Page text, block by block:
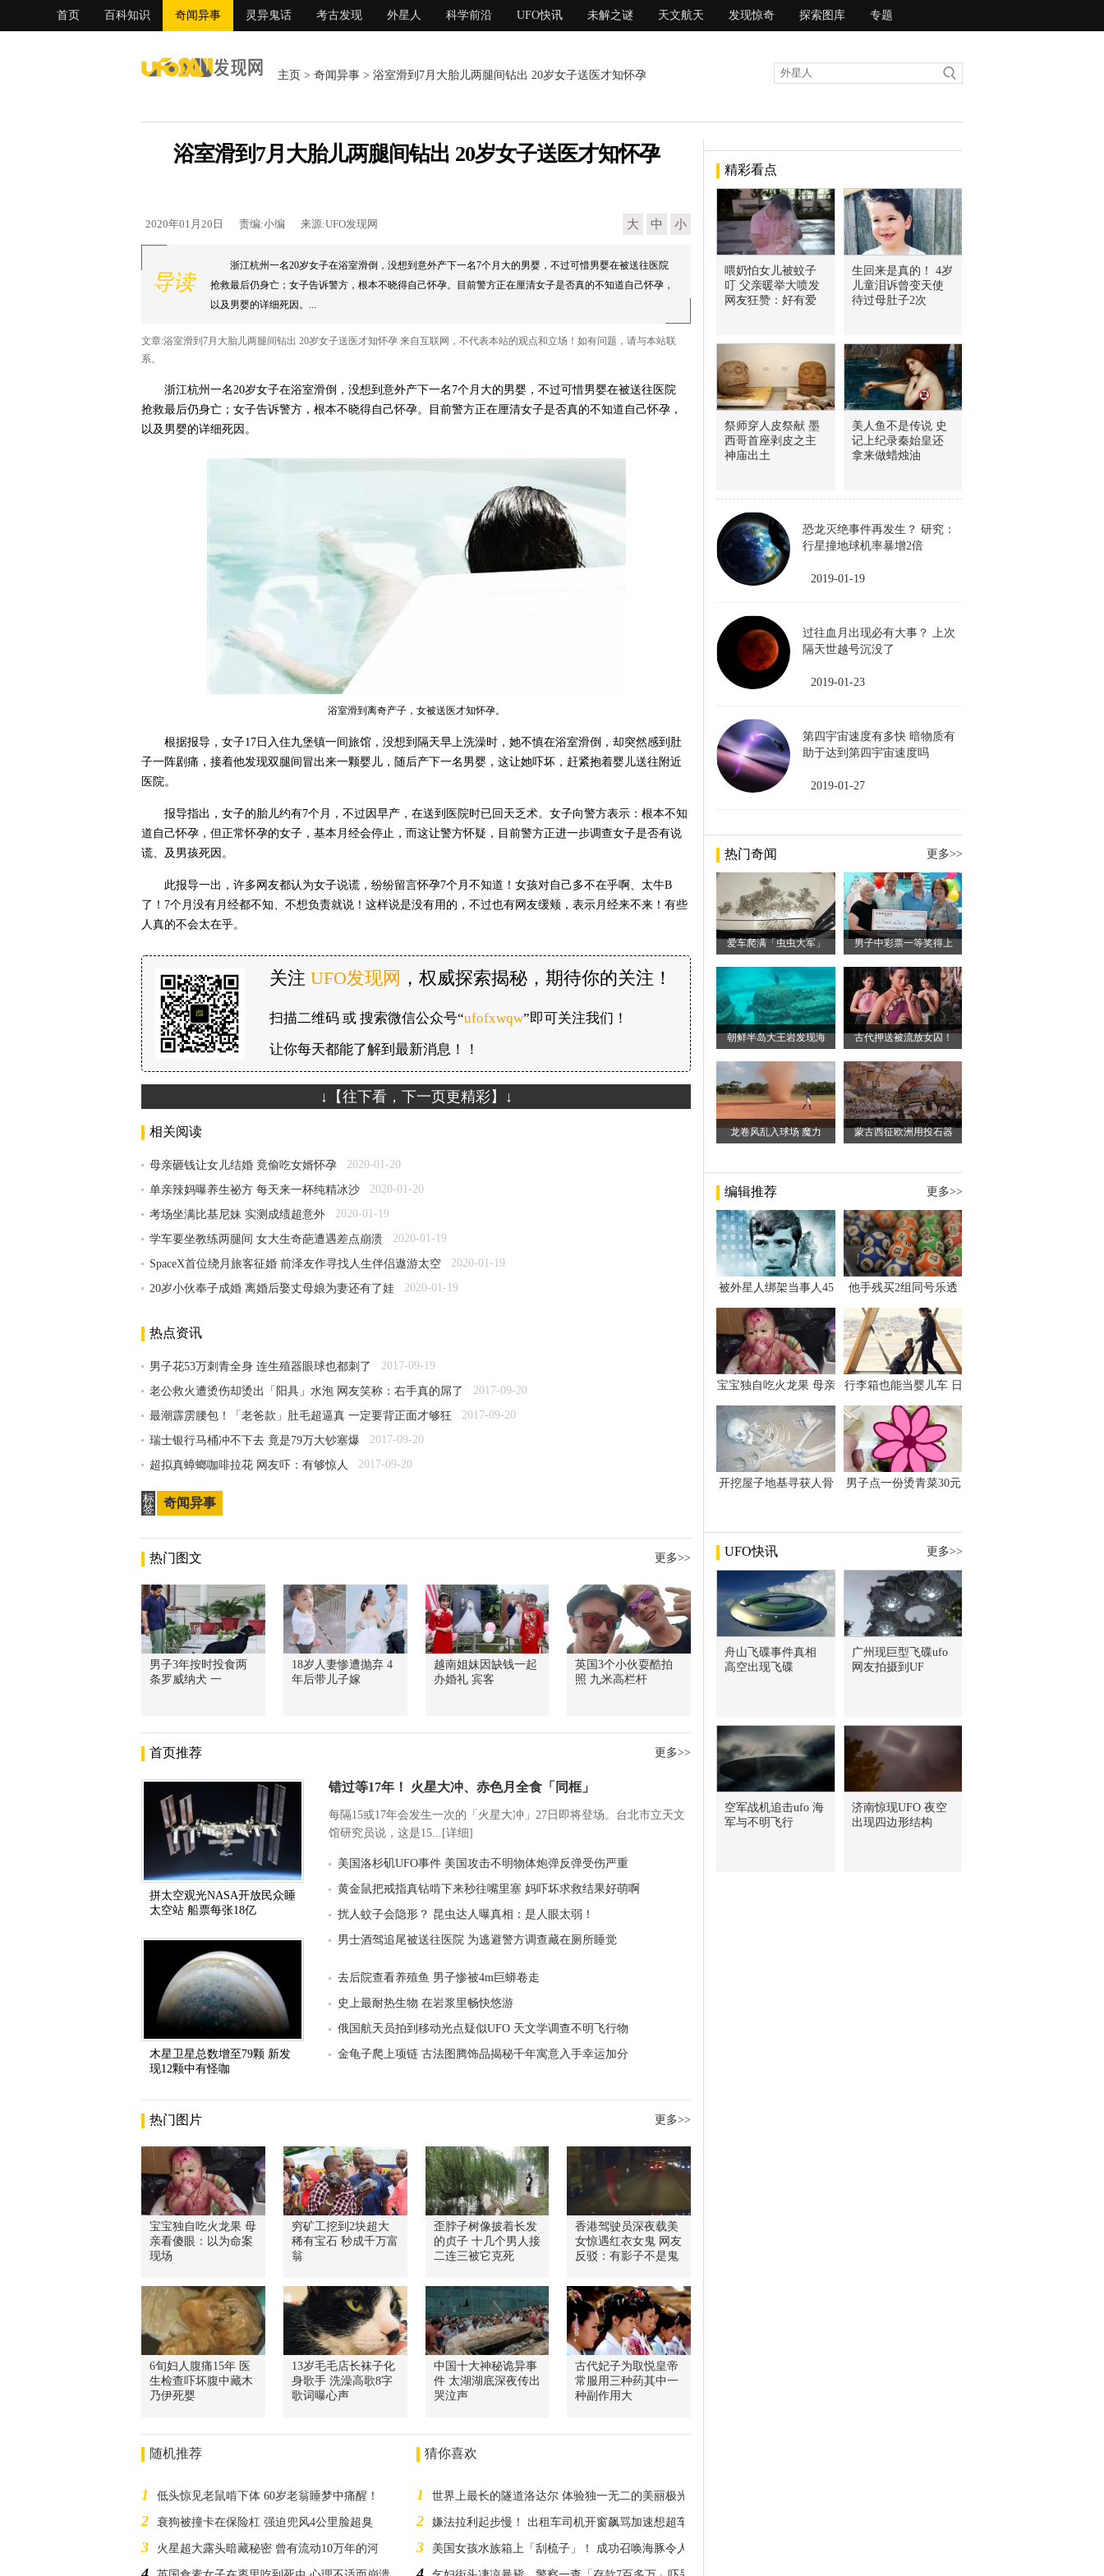
首页 百科知识 奇闻异事 灵异鬼话 考古发现 外星人 科学前沿 UFO快讯 未解之谜 天文航天 发现惊奇 探索图库 专题
主页 > 奇闻异事 > 浴室滑到7月大胎儿两腿间钻出 20岁女子送医才知怀孕
浴室滑到7月大胎儿两腿间钻出 20岁女子送医才知怀孕
2020年01月20日 责编:小编 来源:UFO发现网 大 中 小
导读
浙江杭州一名20岁女子在浴室滑倒，没想到意外产下一名7个月大的男婴，不过可惜男婴在被送往医院
抢救最后仍身亡；女子告诉警方，根本不晓得自己怀孕。目前警方正在厘清女子是否真的不知道自己怀孕，
以及男婴的详细死因。...
文章:浴室滑到7月大胎儿两腿间钻出 20岁女子送医才知怀孕 来自互联网，不代表本站的观点和立场！如有问题，请与本站联
系。
浙江杭州一名20岁女子在浴室滑倒，没想到意外产下一名7个月大的男婴，不过可惜男婴在被送往医院
抢救最后仍身亡；女子告诉警方，根本不晓得自己怀孕。目前警方正在厘清女子是否真的不知道自己怀孕，
以及男婴的详细死因。
浴室滑到离奇产子，女被送医才知怀孕。
根据报导，女子17日入住九堡镇一间旅馆，没想到隔天早上洗澡时，她不慎在浴室滑倒，却突然感到肚
子一阵剧痛，接着他发现双腿间冒出来一颗婴儿，随后产下一名男婴，这让她吓坏，赶紧抱着婴儿送往附近
医院。
报导指出，女子的胎儿约有7个月，不过因早产，在送到医院时已回天乏术。女子向警方表示：根本不知
道自己怀孕，但正常怀孕的女子，基本月经会停止，而这让警方怀疑，目前警方正进一步调查女子是否有说
谎、及男孩死因。
此报导一出，许多网友都认为女子说谎，纷纷留言怀孕7个月不知道！女孩对自己多不在乎啊、太牛B
了！7个月没有月经都不知、不想负责就说！这样说是没有用的，不过也有网友缓颊，表示月经来不来！有些
人真的不会太在乎。
关注 UFO发现网 ，权威探索揭秘，期待你的关注！
扫描二维码 或 搜索微信公众号“ufofxwqw”即可关注我们！
让你每天都能了解到最新消息！！
↓【往下看，下一页更精彩】↓
相关阅读
母亲砸钱让女儿结婚 竟偷吃女婿怀孕 2020-01-20
单亲辣妈曝养生祕方 每天来一杯纯精冰沙 2020-01-20
考场坐满比基尼妹 实测成绩超意外 2020-01-19
学车要坐教练两腿间 女大生奇葩遭遇差点崩溃 2020-01-19
SpaceX首位绕月旅客征婚 前泽友作寻找人生伴侣遨游太空 2020-01-19
20岁小伙奉子成婚 离婚后娶丈母娘为妻还有了娃 2020-01-19
热点资讯
男子花53万刺青全身 连生殖器眼球也都刺了 2017-09-19
老公救火遭烫伤却烫出「阳具」水泡 网友笑称：右手真的屌了 2017-09-20
最潮霹雳腰包！「老爸款」肚毛超逼真 一定要背正面才够狂 2017-09-20
瑞士银行马桶冲不下去 竟是79万大钞塞爆 2017-09-20
超拟真蟑螂咖啡拉花 网友吓：有够惊人 2017-09-20
标
签
奇闻异事
热门图文 更多>>
男子3年按时投食两
条罗威纳犬 一
18岁人妻惨遭抛弃 4
年后带儿子嫁
越南姐妹因缺钱一起
办婚礼 宾客
英国3个小伙耍酷拍
照 九米高栏杆
首页推荐 更多>>
拼太空观光NASA开放民众睡
太空站 船票每张18亿
木星卫星总数增至79颗 新发
现12颗中有怪咖
错过等17年！ 火星大冲、赤色月全食「同框」
每隔15或17年会发生一次的「火星大冲」27日即将登场。台北市立天文
馆研究员说，这是15...[详细]
美国洛杉矶UFO事件 美国攻击不明物体炮弹反弹受伤严重
黄金鼠把戒指真钻啃下来秒往嘴里塞 妈吓坏求救结果好萌啊
扰人蚊子会隐形？ 昆虫达人曝真相：是人眼太弱！
男士酒驾追尾被送往医院 为逃避警方调查藏在厕所睡觉
去后院查看养殖鱼 男子惨被4m巨蟒卷走
史上最耐热生物 在岩浆里畅快悠游
俄国航天员拍到移动光点疑似UFO 天文学调查不明飞行物
金龟子爬上项链 古法图腾饰品揭秘千年寓意入手幸运加分
热门图片 更多>>
宝宝独自吃火龙果 母
亲看傻眼：以为命案
现场
穷矿工挖到2块超大
稀有宝石 秒成千万富
翁
歪脖子树像披着长发
的贞子 十几个男人接
二连三被它克死
香港驾驶员深夜载美
女惊遇红衣女鬼 网友
反驳：有影子不是鬼
6旬妇人腹痛15年 医
生检查吓坏腹中藏木
乃伊死婴
13岁毛毛店长袜子化
身歌手 洗澡高歌8字
歌词曝心声
中国十大神秘诡异事
件 太湖湖底深夜传出
哭泣声
古代妃子为取悦皇帝
常服用三种药其中一
种副作用大
随机推荐
1 低头惊见老鼠啃下体 60岁老翁睡梦中痛醒！
2 衰狗被撞卡在保险杠 强迫兜风4公里脸超臭
3 火星超大露头暗藏秘密 曾有流动10万年的河
猜你喜欢
1 世界上最长的隧道洛达尔 体验独一无二的美丽极光之旅
2 嫌法拉利起步慢！ 出租车司机开窗飙骂加速想超车却悲剧了
3 美国女孩水族箱上「刮梳子」！ 成功召唤海豚令人称奇
精彩看点
喂奶怕女儿被蚊子
叮 父亲暖举大喷发
网友狂赞：好有爱
生回来是真的！ 4岁
儿童泪诉曾变天使
待过母肚子2次
祭师穿人皮祭献 墨
西哥首座剥皮之主
神庙出土
美人鱼不是传说 史
记上纪录秦始皇还
拿来做蜡烛油
恐龙灭绝事件再发生？ 研究：
行星撞地球机率暴增2倍
2019-01-19
过往血月出现必有大事？ 上次
隔天世越号沉没了
2019-01-23
第四宇宙速度有多快 暗物质有
助于达到第四宇宙速度吗
2019-01-27
热门奇闻 更多>>
爱车爬满「虫虫大军」 男子中彩票一等奖得上
朝鲜半岛大王岩发现海 古代押送被流放女囚！
龙卷风乱入球场 魔力 蒙古西征欧洲用投石器
编辑推荐 更多>>
被外星人绑架当事人45
斯卡古拉事件
他手残买2组同号乐透
万
宝宝独自吃火龙果 母亲
行李箱也能当婴儿车 日
开挖屋子地基寻获人骨
男子点一份烫青菜30元
UFO快讯 更多>>
舟山飞碟事件真相
高空出现飞碟
广州现巨型飞碟ufo
网友拍摄到UF
空军战机追击ufo 海
军与不明飞行
济南惊现UFO 夜空
出现四边形结构